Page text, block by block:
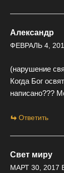
Александр
ФЕВРАЛЬ 4,
(нарушение
Когда Бог
написано???
Ответить
Свет миру
МАРТ 30, 2017